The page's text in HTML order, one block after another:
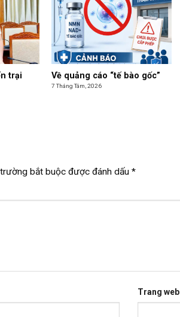
trại
Về quảng cáo “tế bào gốc”
7 Tháng Tám, 2026
bắt buộc được đánh dấu *
Trang web